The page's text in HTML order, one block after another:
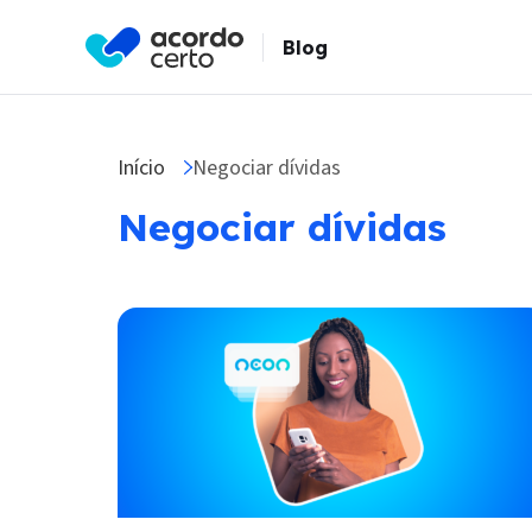
Blog
Início Negociar dívidas
Negociar dívidas